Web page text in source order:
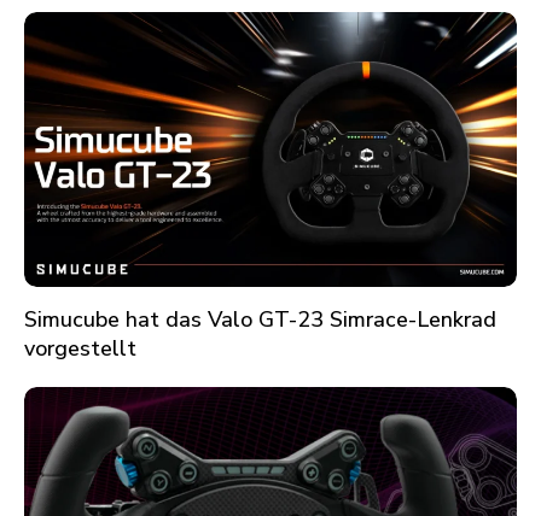
Simucube hat das Valo GT-23 Simrace-Lenkrad
vorgestellt